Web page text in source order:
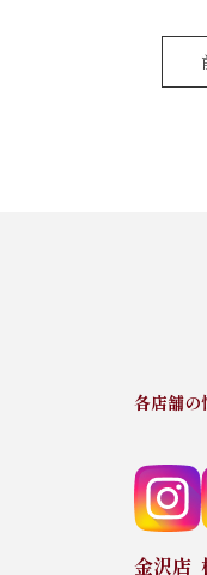
各店舗の
金沢店